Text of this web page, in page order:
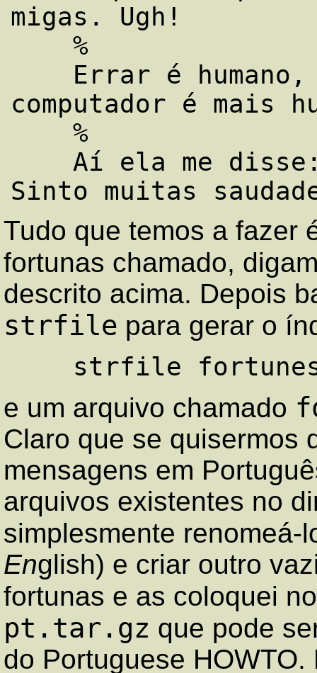
migas. Ugh!
computador é mais
Tudo que temos a fazer
fortunas chamado,
descrito acima. Depois
strfile para gerar o
e um arquivo chamado
Claro que se quisermos
mensagens em
arquivos existentes no
simplesmente renomeá-
English) e criar outro
fortunas e as coloquei
pt.tar.gz que pode
do Portuguese